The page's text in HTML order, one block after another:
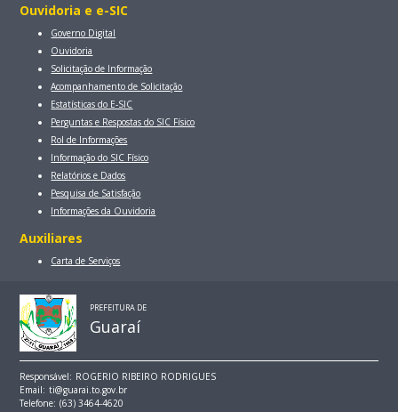
Ouvidoria e e-SIC
Governo Digital
Ouvidoria
Solicitação de Informação
Acompanhamento de Solicitação
Estatísticas do E-SIC
Perguntas e Respostas do SIC Físico
Rol de Informações
Informação do SIC Físico
Relatórios e Dados
Pesquisa de Satisfação
Informações da Ouvidoria
Auxiliares
Carta de Serviços
PREFEITURA DE
Guaraí
Responsável: ROGERIO RIBEIRO RODRIGUES
Email: ti@guarai.to.gov.br
Telefone: (63) 3464-4620